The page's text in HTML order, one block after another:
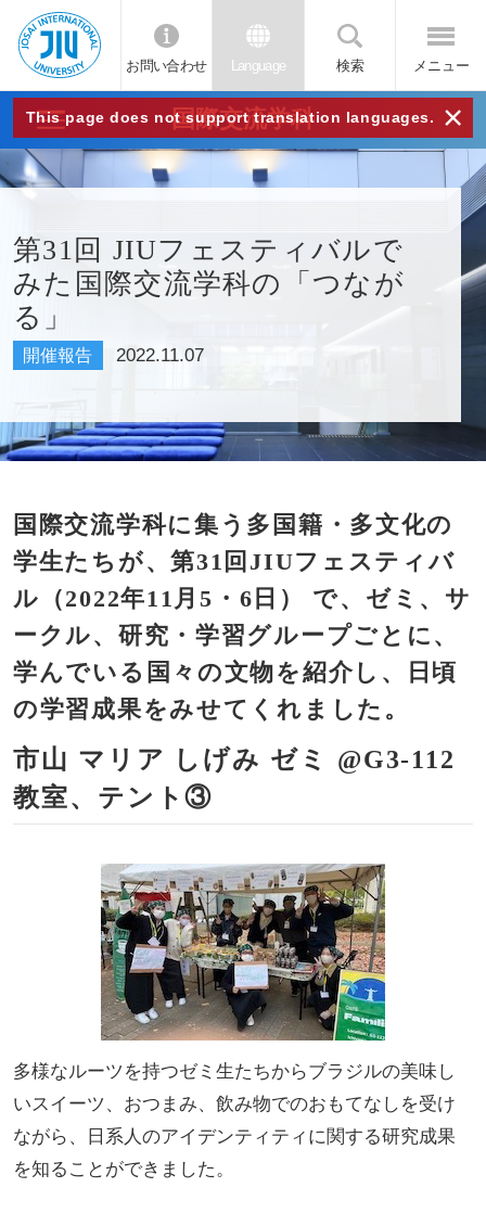
JIU
城西
国際
大学
お問い合わせ Language 検索 メニュー
This page does not support translation languages. ×
国際交流学科
第31回 JIUフェスティバルで
みた国際交流学科の「つなが
る」
開催報告 2022.11.07
国際交流学科に集う多国籍・多文化の
学生たちが、第31回JIUフェスティバ
ル（2022年11月5・6日） で、ゼミ、サ
ークル、研究・学習グループごとに、
学んでいる国々の文物を紹介し、日頃
の学習成果をみせてくれました。
市山 マリア しげみ ゼミ @G3-112
教室、テント③
多様なルーツを持つゼミ生たちからブラジルの美味し
いスイーツ、おつまみ、飲み物でのおもてなしを受け
ながら、日系人のアイデンティティに関する研究成果
を知ることができました。